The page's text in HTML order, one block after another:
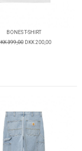
BONES T-SHIRT
399,00 DKK 200,00